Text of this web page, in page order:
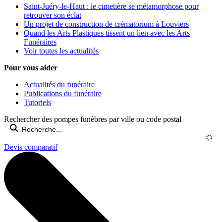
Saint-Juéry-le-Haut : le cimetière se métamorphose pour
retrouver son éclat
Un projet de construction de crématorium à Louviers
Quand les Arts Plastiques tissent un lien avec les Arts
Funéraires
Voir toutes les actualités
Pour vous aider
Actualités du funéraire
Publications du funéraire
Tutoriels
Rechercher des pompes funèbres par ville ou code postal
Devis comparatif